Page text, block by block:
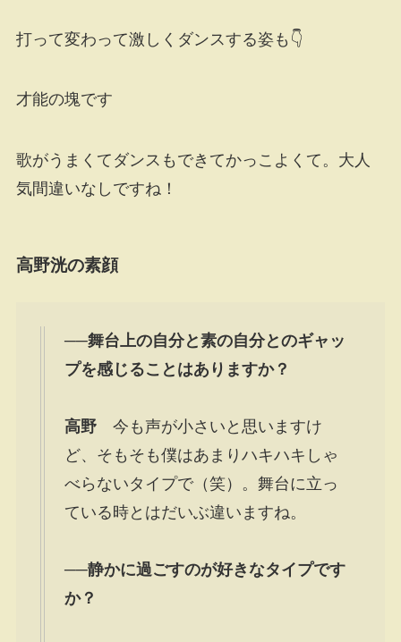
打って変わって激しくダンスする姿も👇
才能の塊です
歌がうまくてダンスもできてかっこよくて。大人
気間違いなしですね！
高野洸の素顔
──舞台上の自分と素の自分とのギャッ
プを感じることはありますか？
高野今も声が小さいと思いますけ
ど、そもそも僕はあまりハキハキしゃ
べらないタイプで（笑）。舞台に立っ
ている時とはだいぶ違いますね。
──静かに過ごすのが好きなタイプです
か？